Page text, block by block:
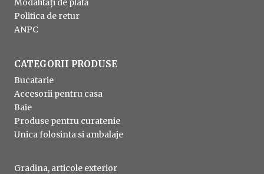
Modalități de plată
Politica de retur
ANPC
CATEGORII PRODUSE
Bucatarie
Accesorii pentru casa
Baie
Produse pentru curatenie
Unica folosinta si ambalaje
Gradina, articole exterior